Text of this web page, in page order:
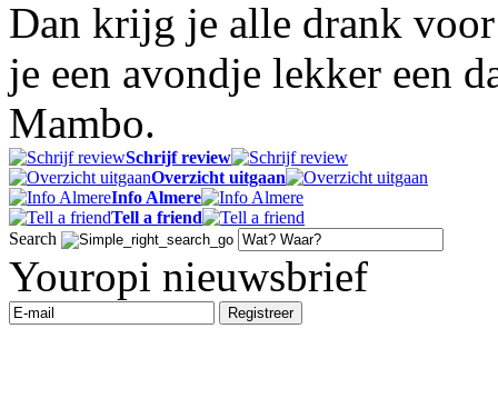
Dan krijg je alle drank
je een avondje lekker een
Mambo.
Schrijf review
Overzicht uitgaan
Info Almere
Tell a friend
Search
Youropi nieuwsbrief